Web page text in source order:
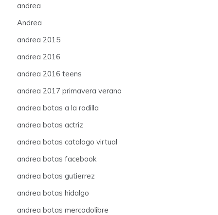
andrea
Andrea
andrea 2015
andrea 2016
andrea 2016 teens
andrea 2017 primavera verano
andrea botas a la rodilla
andrea botas actriz
andrea botas catalogo virtual
andrea botas facebook
andrea botas gutierrez
andrea botas hidalgo
andrea botas mercadolibre